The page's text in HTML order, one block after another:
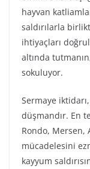
hayvan
saldırılarla
ihtiyaçları
altında
sokuluyor.
Sermaye
düşmandır. En
Rondo, Mersen,
mücadelesini
kayyum